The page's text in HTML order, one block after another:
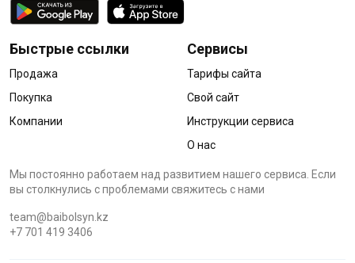
Быстрые ссылки
Продажа
Покупка
Компании
Сервисы
Тарифы сайта
Свой сайт
Инструкции сервиса
О нас
Мы постоянно работаем над развитием нашего сервиса. Если
вы столкнулись с проблемами cвяжитесь с нами
team@baibolsyn.kz
+7 701 419 3406